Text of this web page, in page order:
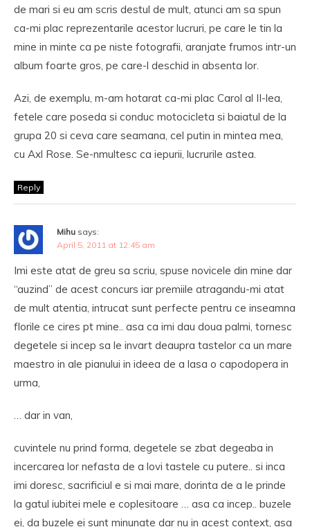
de mari si eu am scris destul de mult, atunci am sa spun
ca-mi plac reprezentarile acestor lucruri, pe care le tin la
mine in minte ca pe niste fotografii, aranjate frumos intr-un
album foarte gros, pe care-l deschid in absenta lor.
Azi, de exemplu, m-am hotarat ca-mi plac Carol al II-lea,
fetele care poseda si conduc motocicleta si baiatul de la
grupa 20 si ceva care seamana, cel putin in mintea mea,
cu Axl Rose. Se-nmultesc ca iepurii, lucrurile astea.
Reply
Mihu says:
April 5, 2011 at 12:45 am
Imi este atat de greu sa scriu, spuse novicele din mine dar
“auzind” de acest concurs iar premiile atragandu-mi atat
de mult atentia, intrucat sunt perfecte pentru ce inseamna
florile ce cires pt mine.. asa ca imi dau doua palmi, tornesc
degetele si incep sa le invart deaupra tastelor ca un mare
maestro in ale pianului in ideea de a lasa o capodopera in
urma,
… dar in van,
cuvintele nu prind forma, degetele se zbat degeaba in
incercarea lor nefasta de a lovi tastele cu putere.. si inca
imi doresc, sacrificiul e si mai mare, dorinta de a le prinde
la gatul iubitei mele e coplesitoare … asa ca incep.. buzele
ei, da buzele ei sunt minunate dar nu in acest context, asa